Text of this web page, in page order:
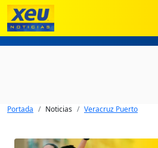
Portada Noticias Veracruz Puerto